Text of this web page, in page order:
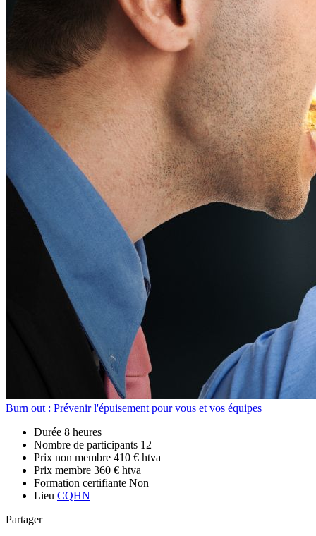
Burn out : Prévenir l'épuisement pour vous et vos équipes
Durée 8 heures
Nombre de participants 12
Prix non membre 410 € htva
Prix membre 360 € htva
Formation certifiante Non
Lieu CQHN
Partager